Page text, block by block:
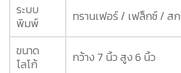
ระบบ
พิมพ์
ทรานเฟอร์ / เฟล็กซ์ / ส
ขนาด
โลโก้
กว้าง 7 นิ้ว สูง 6 นิ้ว